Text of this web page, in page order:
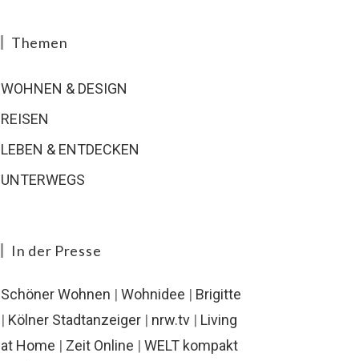
Themen
WOHNEN & DESIGN
REISEN
LEBEN & ENTDECKEN
UNTERWEGS
In der Presse
Schöner Wohnen | Wohnidee | Brigitte
| Kölner Stadtanzeiger | nrw.tv | Living
at Home | Zeit Online | WELT kompakt